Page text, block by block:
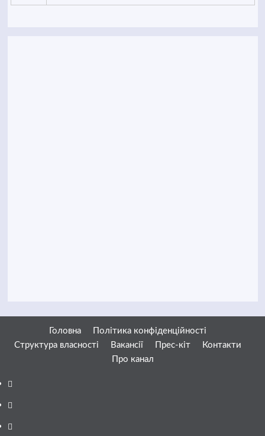
Головна
Політика конфіденційності
Структура власності
Вакансії Прес-кіт
Контакти
Про канал
Facebook
YouTube
Telegram